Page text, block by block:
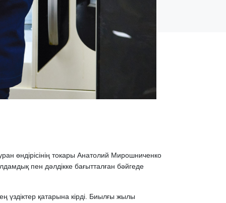
өндірісінің токары Анатолий Мирошниченко
пен дәлдікке бағытталған бәйгеде
қатарына кірді. Биылғы жылы